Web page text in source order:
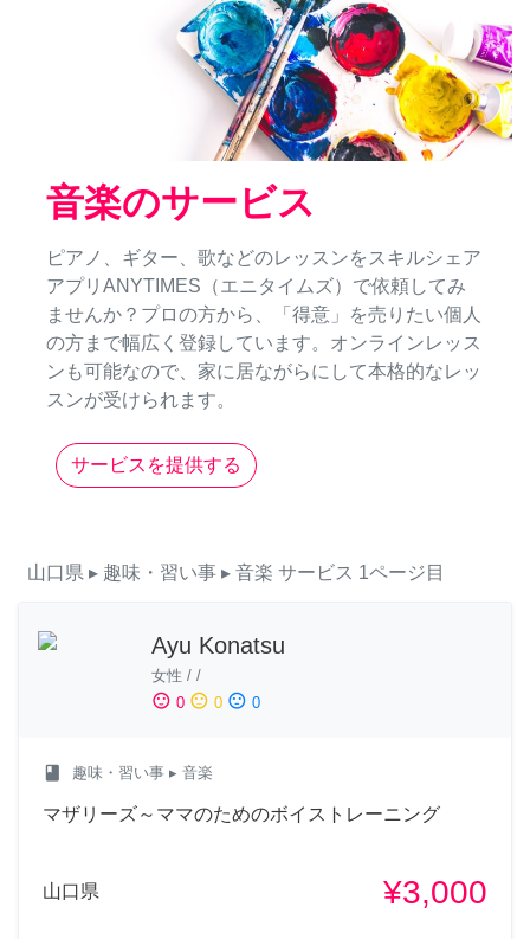
音楽のサービス
ピアノ、ギター、歌などのレッスンをスキルシェア
アプリANYTIMES（エニタイムズ）で依頼してみ
ませんか？プロの方から、「得意」を売りたい個人
の方まで幅広く登録しています。オンラインレッス
ンも可能なので、家に居ながらにして本格的なレッ
スンが受けられます。
サービスを提供する
山口県 ▸ 趣味・習い事 ▸ 音楽 サービス 1ページ目
Ayu Konatsu
女性 / /
sentiment_satisfied 0 sentiment_neutral 0 sentiment_dissatisfied 0
class 趣味・習い事 ▸ 音楽
マザリーズ～ママのためのボイストレーニング
山口県 ¥3,000